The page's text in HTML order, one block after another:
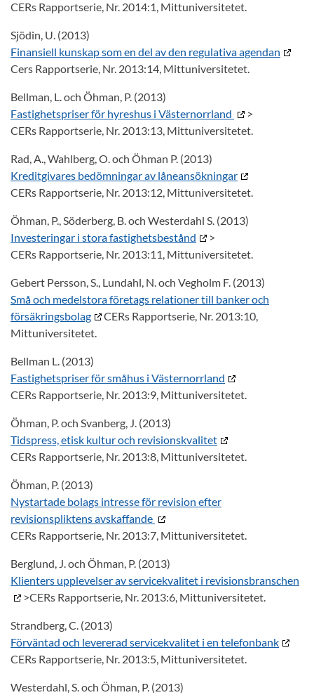
CERs Rapportserie, Nr. 2014:1, Mittuniversitetet.
Sjödin, U. (2013)
Finansiell kunskap som en del av den regulativa agendan
Cers Rapportserie, Nr. 2013:14, Mittuniversitetet.
Bellman, L. och Öhman, P. (2013)
Fastighetspriser för hyreshus i Västernorrland
>
CERs Rapportserie, Nr. 2013:13, Mittuniversitetet.
Rad, A., Wahlberg, O. och Öhman P. (2013)
Kreditgivares bedömningar av låneansökningar
CERs Rapportserie, Nr. 2013:12, Mittuniversitetet.
Öhman, P., Söderberg, B. och Westerdahl S. (2013)
Investeringar i stora fastighetsbestånd
>
CERs Rapportserie, Nr. 2013:11, Mittuniversitetet.
Gebert Persson, S., Lundahl, N. och Vegholm F. (2013)
Små och medelstora företags relationer till banker och
försäkringsbolag
CERs Rapportserie, Nr. 2013:10,
Mittuniversitetet.
Bellman L. (2013)
Fastighetspriser för småhus i Västernorrland
CERs Rapportserie, Nr. 2013:9, Mittuniversitetet.
Öhman, P. och Svanberg, J. (2013)
Tidspress, etisk kultur och revisionskvalitet
CERs Rapportserie, Nr. 2013:8, Mittuniversitetet.
Öhman, P. (2013)
Nystartade bolags intresse för revision efter
revisionspliktens avskaffande
CERs Rapportserie, Nr. 2013:7, Mittuniversitetet.
Berglund, J. och Öhman, P. (2013)
Klienters upplevelser av servicekvalitet i revisionsbranschen
>CERs Rapportserie, Nr. 2013:6, Mittuniversitetet.
Strandberg, C. (2013)
Förväntad och levererad servicekvalitet i en telefonbank
CERs Rapportserie, Nr. 2013:5, Mittuniversitetet.
Westerdahl, S. och Öhman, P. (2013)